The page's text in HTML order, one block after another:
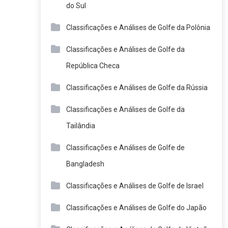
do Sul
Classificações e Análises de Golfe da Polônia
Classificações e Análises de Golfe da
República Checa
Classificações e Análises de Golfe da Rússia
Classificações e Análises de Golfe da
Tailândia
Classificações e Análises de Golfe de
Bangladesh
Classificações e Análises de Golfe de Israel
Classificações e Análises de Golfe do Japão